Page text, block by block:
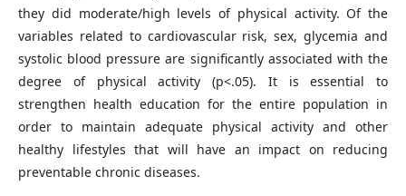
they did moderate/high levels of physical activity. Of the
variables related to cardiovascular risk, sex, glycemia and
systolic blood pressure are significantly associated with the
degree of physical activity (p<.05). It is essential to
strengthen health education for the entire population in
order to maintain adequate physical activity and other
healthy lifestyles that will have an impact on reducing
preventable chronic diseases.